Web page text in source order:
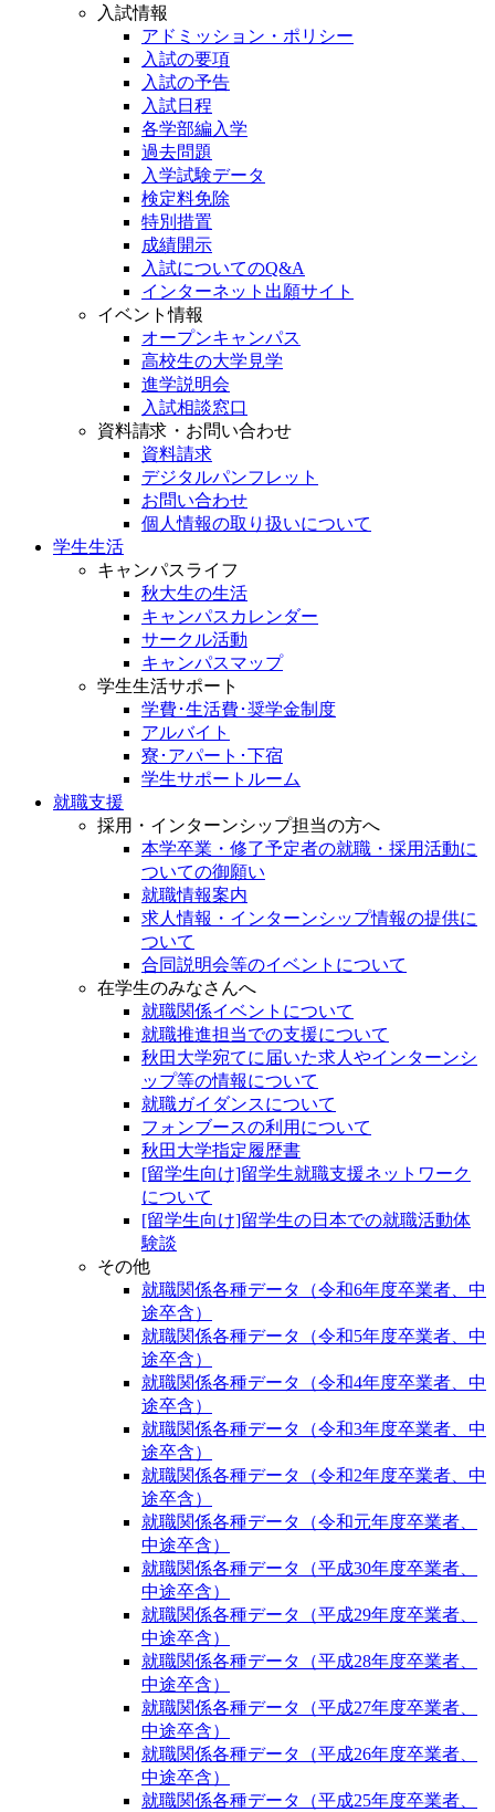
入試情報
アドミッション・ポリシー
入試の要項
入試の予告
入試日程
各学部編入学
過去問題
入学試験データ
検定料免除
特別措置
成績開示
入試についてのQ&A
インターネット出願サイト
イベント情報
オープンキャンパス
高校生の大学見学
進学説明会
入試相談窓口
資料請求・お問い合わせ
資料請求
デジタルパンフレット
お問い合わせ
個人情報の取り扱いについて
学生生活
キャンパスライフ
秋大生の生活
キャンパスカレンダー
サークル活動
キャンパスマップ
学生生活サポート
学費･生活費･奨学金制度
アルバイト
寮･アパート･下宿
学生サポートルーム
就職支援
採用・インターンシップ担当の方へ
本学卒業・修了予定者の就職・採用活動に
ついての御願い
就職情報案内
求人情報・インターンシップ情報の提供に
ついて
合同説明会等のイベントについて
在学生のみなさんへ
就職関係イベントについて
就職推進担当での支援について
秋田大学宛てに届いた求人やインターンシ
ップ等の情報について
就職ガイダンスについて
フォンブースの利用について
秋田大学指定履歴書
[留学生向け]留学生就職支援ネットワーク
について
[留学生向け]留学生の日本での就職活動体
験談
その他
就職関係各種データ（令和6年度卒業者、中
途卒含）
就職関係各種データ（令和5年度卒業者、中
途卒含）
就職関係各種データ（令和4年度卒業者、中
途卒含）
就職関係各種データ（令和3年度卒業者、中
途卒含）
就職関係各種データ（令和2年度卒業者、中
途卒含）
就職関係各種データ（令和元年度卒業者、
中途卒含）
就職関係各種データ（平成30年度卒業者、
中途卒含）
就職関係各種データ（平成29年度卒業者、
中途卒含）
就職関係各種データ（平成28年度卒業者、
中途卒含）
就職関係各種データ（平成27年度卒業者、
中途卒含）
就職関係各種データ（平成26年度卒業者、
中途卒含）
就職関係各種データ（平成25年度卒業者、